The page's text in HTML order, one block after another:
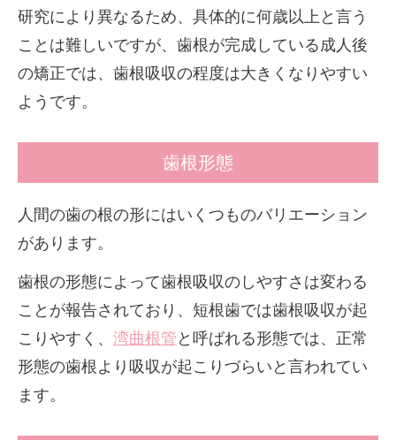
研究により異なるため、具体的に何歳以上と言う
ことは難しいですが、歯根が完成している成人後
の矯正では、歯根吸収の程度は大きくなりやすい
ようです。
歯根形態
人間の歯の根の形にはいくつものバリエーション
があります。
歯根の形態によって歯根吸収のしやすさは変わる
ことが報告されており、短根歯では歯根吸収が起
こりやすく、 湾曲根管 と呼ばれる形態では、正常
形態の歯根より吸収が起こりづらいと言われてい
ます。